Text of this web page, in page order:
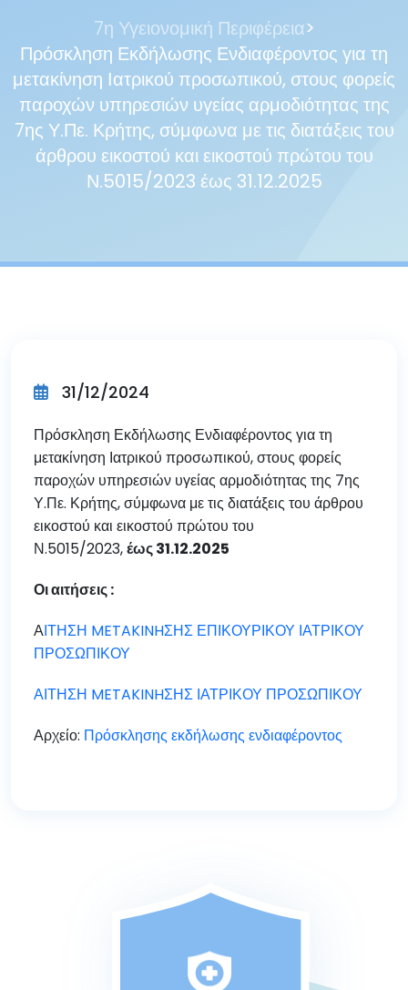
7η Υγειονομική Περιφέρεια>
Πρόσκληση Εκδήλωσης Ενδιαφέροντος για τη
μετακίνηση Ιατρικού προσωπικού, στους φορείς
παροχών υπηρεσιών υγείας αρμοδιότητας της
7ης Υ.Πε. Κρήτης, σύμφωνα με τις διατάξεις του
άρθρου εικοστού και εικοστού πρώτου του
Ν.5015/2023 έως 31.12.2025
31/12/2024
Πρόσκληση Εκδήλωσης Ενδιαφέροντος για τη
μετακίνηση Ιατρικού προσωπικού, στους φορείς
παροχών υπηρεσιών υγείας αρμοδιότητας της 7ης
Υ.Πε. Κρήτης, σύμφωνα με τις διατάξεις του άρθρου
εικοστού και εικοστού πρώτου του
Ν.5015/2023,έως 31.12.2025
Οι αιτήσεις :
ΑΙΤΗΣΗ METAKINHΣΗΣ ΕΠΙΚΟΥΡΙΚΟΥ ΙΑΤΡΙΚΟΥ
ΠΡΟΣΩΠΙΚΟΥ
ΑΙΤΗΣΗ METAKINHΣΗΣ ΙΑΤΡΙΚΟΥ ΠΡΟΣΩΠΙΚΟΥ
Αρχείο: Πρόσκλησης εκδήλωσης ενδιαφέροντος